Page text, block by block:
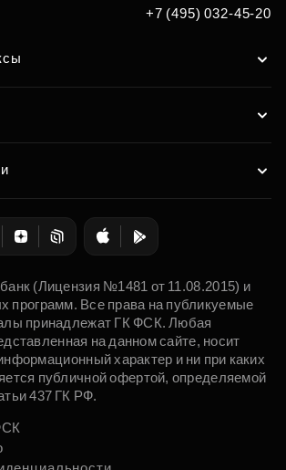
+7 (495) 032-45-20
(Лицензия №1481 от 11.08.2015) и
программ. Все права на публикуемые
принадлежат ГК ФСК. Любая
на данном сайте, носит
характер и ни при каких
публичной офертой, определяемой
437 ГК РФ.